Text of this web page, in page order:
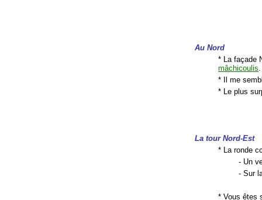
Au Nord
* La façade
mâchicoulis.
* Il me
* Le plus
La tour Nord-Est
* La ronde
- Un
- Sur
* Vous êtes